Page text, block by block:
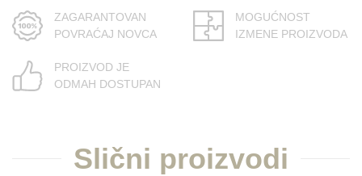
ZAGARANTOVAN
POVRAĆAJ NOVCA
MOGUĆNOST
IZMENE PROIZVODA
PROIZVOD JE
ODMAH DOSTUPAN
Slični proizvodi